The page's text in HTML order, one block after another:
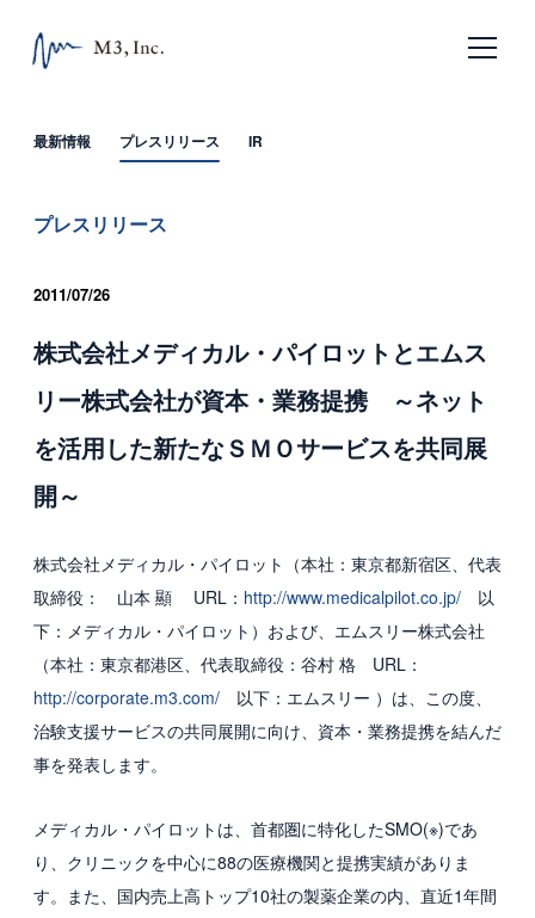
会社概要
沿革
国内グループ会社
海外グループ会社
利用者の声
投資家情報・プレスリリース
プレスリリース
ESGへの取り組み
最新情報 プレスリリース IR
プレスリリース
2011/07/26
株式会社メディカル・パイロットとエムス
リー株式会社が資本・業務提携 ～ネット
を活用した新たなＳＭＯサービスを共同展
開～
株式会社メディカル・パイロット（本社：東京都新宿区、代表
取締役： 山本 顯 URL： http://www.medicalpilot.co.jp/ 以
下：メディカル・パイロット）および、エムスリー株式会社
（本社：東京都港区、代表取締役：谷村 格 URL：
http://corporate.m3.com/ 以下：エムスリー ）は、この度、
治験支援サービスの共同展開に向け、資本・業務提携を結んだ
事を発表します。
メディカル・パイロットは、首都圏に特化したSMO(※)であ
り、クリニックを中心に88の医療機関と提携実績がありま
す。また、国内売上高トップ10社の製薬企業の内、直近1年間